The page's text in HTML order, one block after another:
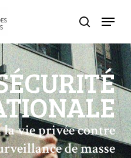
recherche
Menu
la vie privée contre
de masse
Menu